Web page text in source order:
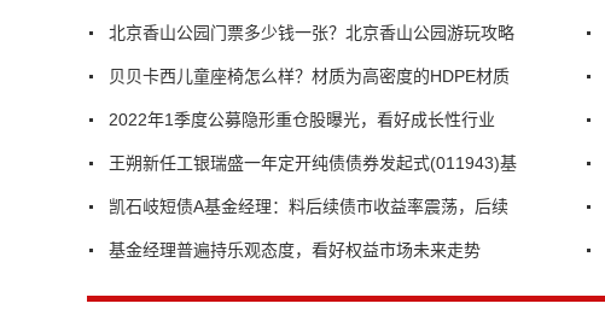
北京香山公园门票多少钱一张？北京香山公园游玩攻略
贝贝卡西儿童座椅怎么样？材质为高密度的HDPE材质
2022年1季度公募隐形重仓股曝光，看好成长性行业
王朔新任工银瑞盛一年定开纯债债券发起式(011943)基
凯石岐短债A基金经理：料后续债市收益率震荡，后续
基金经理普遍持乐观态度，看好权益市场未来走势